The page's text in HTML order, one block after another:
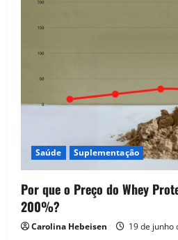
Saúde Suplementação
Por que o Preço do Whey
200%?
Carolina Hebeisen 19 de junho